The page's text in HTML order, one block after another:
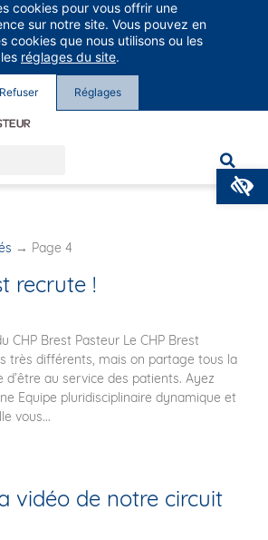
Groupe Vivalto Santé
Entre nous, la vie
→ Page 4
recrute !
CHP Brest Pasteur Le CHP Brest
très différents, mais on partage tous la
d’être au service des patients. Ayez
Equipe pluridisciplinaire dynamique et
vous...
vidéo de notre circuit
cookies pour vous offrir une
sur notre site. Vous pouvez en
cookies que nous utilisons ou les
réglages du site.
Refuser Réglages